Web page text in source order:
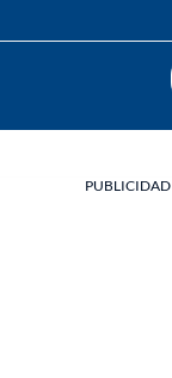
PUBLICIDAD